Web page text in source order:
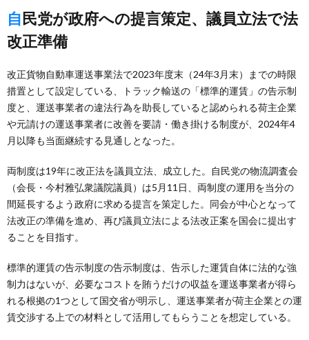
自民党が政府への提言策定、議員立法で法
改正準備
改正貨物自動車運送事業法で2023年度末（24年3月末）までの時限
措置として設定している、トラック輸送の「標準的運賃」の告示制
度と、運送事業者の違法行為を助長していると認められる荷主企業
や元請けの運送事業者に改善を要請・働き掛ける制度が、2024年4
月以降も当面継続する見通しとなった。
両制度は19年に改正法を議員立法、成立した。自民党の物流調査会
（会長・今村雅弘衆議院議員）は5月11日、両制度の運用を当分の
間延長するよう政府に求める提言を策定した。同会が中心となって
法改正の準備を進め、再び議員立法による法改正案を国会に提出す
ることを目指す。
標準的運賃の告示制度の告示制度は、告示した運賃自体に法的な強
制力はないが、必要なコストを賄うだけの収益を運送事業者が得ら
れる根拠の1つとして国交省が明示し、運送事業者が荷主企業との運
賃交渉する上での材料として活用してもらうことを想定している。